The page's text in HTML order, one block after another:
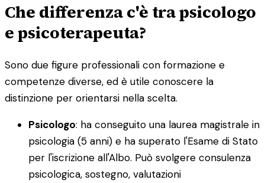
Che differenza c'è tra psicologo
e psicoterapeuta?
Sono due figure professionali con formazione e
competenze diverse, ed è utile conoscere la
distinzione per orientarsi nella scelta.
Psicologo: ha conseguito una laurea magistrale in
psicologia (5 anni) e ha superato l'Esame di Stato
per l'iscrizione all'Albo. Può svolgere consulenza
psicologica, sostegno, valutazioni